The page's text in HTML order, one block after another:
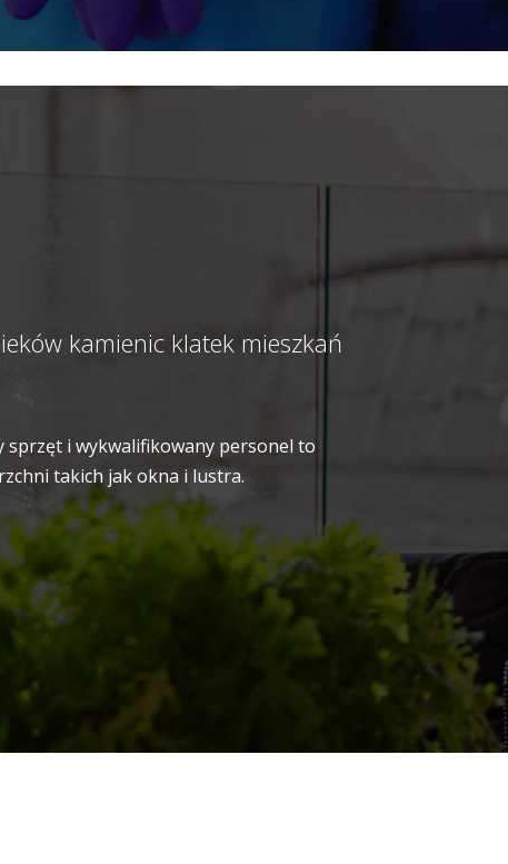
kamienic klatek mieszkań
sprzęt i wykwalifikowany personel to
takich jak okna i lustra.